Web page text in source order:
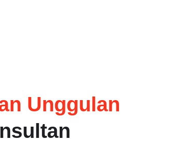
Unggulan